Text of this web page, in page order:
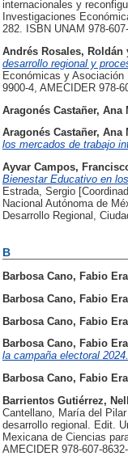
internacionales y
Investigaciones
282. ISBN UNAM 978-
Andrés Rosales, Roldán
desarrollo regional y
Económicas y Asociación
9900-4, AMECIDER 978-
Aragonés Castañer, Ana
Aragonés Castañer, Ana
los mercados de trabajo
Ayvar Campos,
Bienestar Educativo en
Estrada, Sergio
Nacional Autónoma de
Desarrollo Regional,
B
Barbosa Cano, Fabio
Barbosa Cano, Fabio
Barbosa Cano, Fabio
Barbosa Cano, Fabio
la campaña electoral 2024.
Barbosa Cano, Fabio
Barrientos Gutiérrez,
Cantellano, María del
desarrollo regional. Edit.
Mexicana de Ciencias
AMECIDER 978-607-